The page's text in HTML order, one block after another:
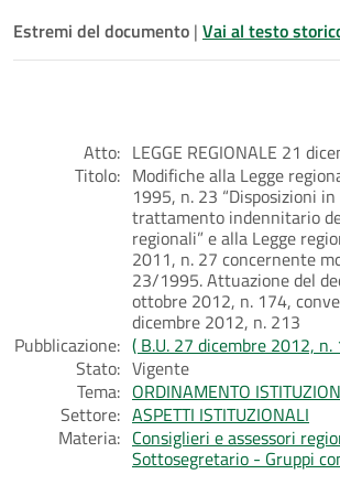
Estremi del documento | Vai al testo
Atto: LEGGE REGIONALE 21
Titolo: Modifiche alla Legge
1995, n. 23 “Disposizioni
trattamento indennitario
regionali” e alla Legge
2011, n. 27 concernente
23/1995. Attuazione del
ottobre 2012, n. 174,
dicembre 2012, n. 213
Pubblicazione: ( B.U. 27 dicembre 2012, n.
Stato: Vigente
Tema: ORDINAMENTO
Settore: ASPETTI ISTITUZIONALI
Materia: Consiglieri e assessori
Sottosegretario - Gruppi